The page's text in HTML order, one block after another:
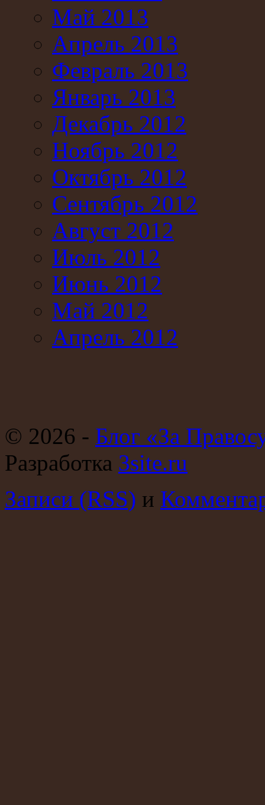
Май 2013
Апрель 2013
Февраль 2013
Январь 2013
Декабрь 2012
Ноябрь 2012
Октябрь 2012
Сентябрь 2012
Август 2012
Июль 2012
Июнь 2012
Май 2012
Апрель 2012
© 2026 - Блог «За
Разработка 3site.ru
Записи (RSS) и